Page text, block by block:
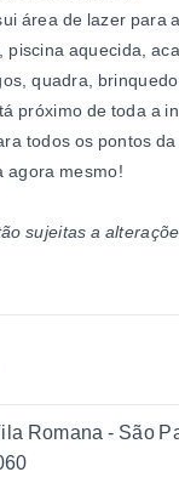
área de lazer para
piscina aquecida,
quadra,
próximo de toda a
todos os pontos da
agora mesmo!
sujeitas a
Romana - São